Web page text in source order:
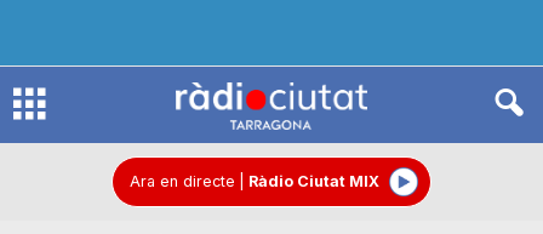
R
Ara en directe Ràdio Ciutat MIX